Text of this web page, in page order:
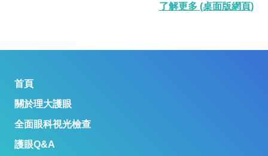
了解更多 (桌面版網頁)
首頁
關於理大護眼
全面眼科視光檢查
護眼Q&A